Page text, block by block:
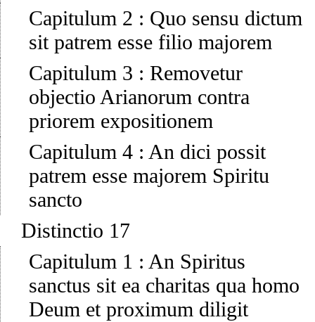
Capitulum 2 : Quo sensu dictum
sit patrem esse filio majorem
Capitulum 3 : Removetur
objectio Arianorum contra
priorem expositionem
Capitulum 4 : An dici possit
patrem esse majorem Spiritu
sancto
Distinctio 17
Capitulum 1 : An Spiritus
sanctus sit ea charitas qua homo
Deum et proximum diligit